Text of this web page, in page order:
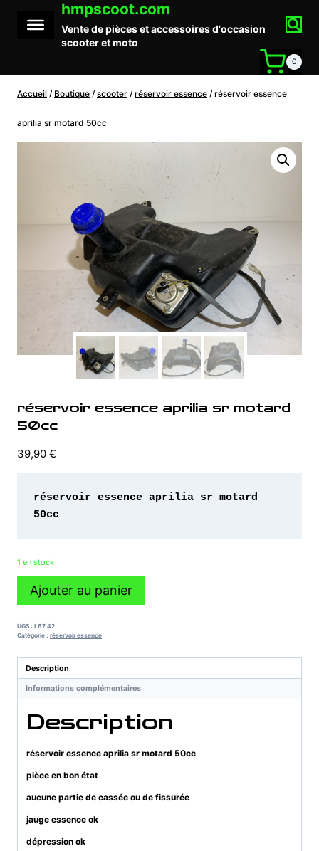
contenu
hmpscoot.com
Vente de pièces et accessoires d'occasion
scooter et moto
0
Accueil / Boutique / scooter / réservoir essence / réservoir essence
aprilia sr motard 50cc
réservoir essence aprilia sr motard
50cc
39,90 €
réservoir essence aprilia sr motard
50cc
1 en stock
quantité
essence
aprilia
motard
50cc
Ajouter au panier
UGS : L67.42
Catégorie : réservoir essence
Description
Informations complémentaires
Description
réservoir essence aprilia sr motard 50cc
pièce en bon état
aucune partie de cassée ou de fissurée
jauge essence ok
dépression ok